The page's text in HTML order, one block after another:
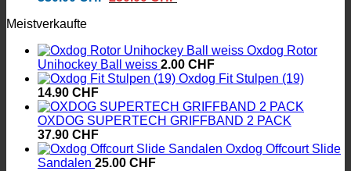
Meistverkaufte
Oxdog Rotor
Unihockey Ball weiss 2.00 CHF
Oxdog Fit Stulpen (19)
14.90 CHF
OXDOG SUPERTECH GRIFFBAND 2 PACK
37.90 CHF
Oxdog Offcourt Slide
Sandalen 25.00 CHF